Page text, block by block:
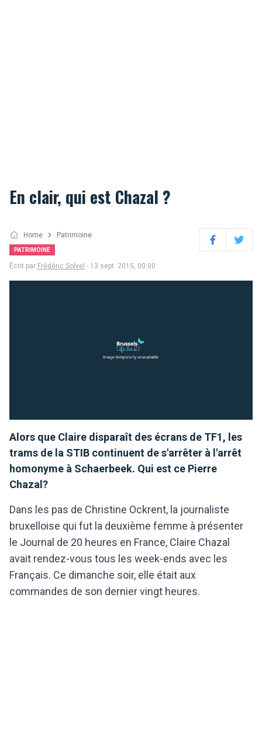
En clair, qui est Chazal ?
Home Patrimoine
PATRIMOINE FacebookTwitter
Écrit par Frédéric Solvel - 13 sept. 2015, 00:00
Alors que Claire disparaît des écrans de TF1, les
trams de la STIB continuent de s'arrêter à l'arrêt
homonyme à Schaerbeek. Qui est ce Pierre
Chazal?
Dans les pas de Christine Ockrent, la journaliste
bruxelloise qui fut la deuxième femme à présenter
le Journal de 20 heures en France, Claire Chazal
avait rendez-vous tous les week-ends avec les
Français. Ce dimanche soir, elle était aux
commandes de son dernier vingt heures.